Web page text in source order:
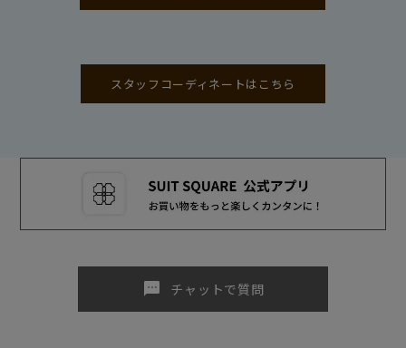
スタッフコーディネートはこちら
sms チャットで質問